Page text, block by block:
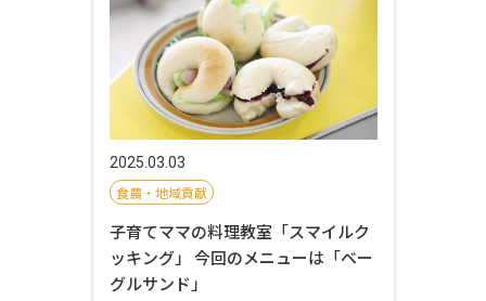
2025.03.03
食農・地域貢献
子育てママの料理教室「スマイルク
ッキング」 今回のメニューは「ベー
グルサンド」